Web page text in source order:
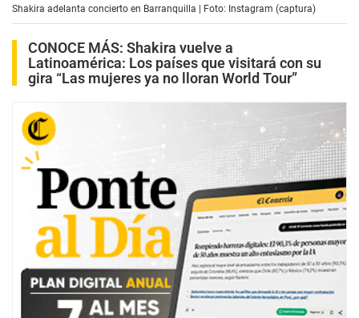
Shakira adelanta concierto en Barranquilla | Foto: Instagram (captura)
CONOCE MÁS: Shakira vuelve a
Latinoamérica: Los países que visitará con su
gira “Las mujeres ya no lloran World Tour”